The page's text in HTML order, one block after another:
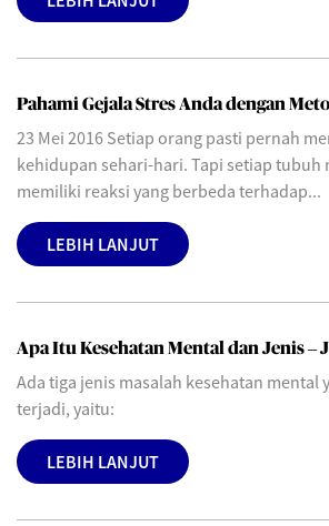
Pahami Gejala Stres Anda dengan
23 Mei 2016 Setiap orang pasti pernah
kehidupan sehari-hari. Tapi setiap tubuh
memiliki reaksi yang berbeda terhadap...
LEBIH LANJUT
Apa Itu Kesehatan Mental dan Jenis –
Ada tiga jenis masalah kesehatan mental
terjadi, yaitu:
LEBIH LANJUT